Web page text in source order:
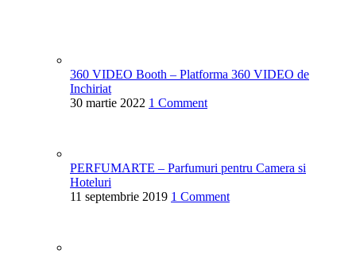
360 VIDEO Booth – Platforma 360 VIDEO de
Inchiriat
30 martie 2022 1 Comment
PERFUMARTE – Parfumuri pentru Camera si
Hoteluri
11 septembrie 2019 1 Comment